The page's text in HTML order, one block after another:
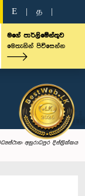
E த
මගේ පාර්ලිමේන්තුව
මෙතැනින් පිවිසෙන්න
අනුරාධපුර දිස්ත්‍රික්කය